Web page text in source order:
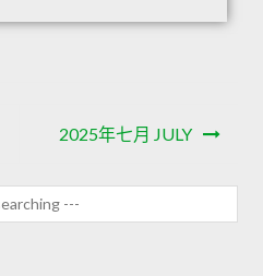
2025年七月 JULY